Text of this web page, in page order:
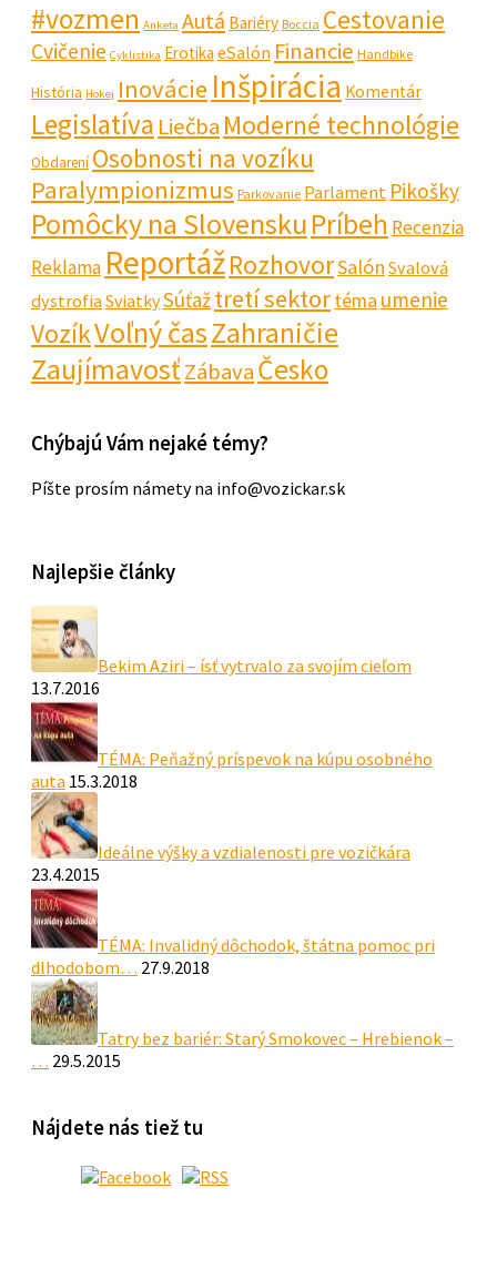
#vozmen Anketa Autá Bariéry Boccia Cestovanie
Cvičenie Cyklistika Erotika eSalón Financie Handbike
História Hokej Inovácie Inšpirácia Komentár
Legislatíva Liečba Moderné technológie
Obdarení Osobnosti na vozíku
Paralympionizmus Parkovanie Parlament Pikošky
Pomôcky na SlovenskuPríbeh Recenzia
Reklama ReportážRozhovorSalón Svalová
dystrofiaSviatkySúťažtretí sektortéma umenie
VozíkVoľný časZahraničie
ZaujímavosťZábavaČesko
Chýbajú Vám nejaké témy?
Píšte prosím námety na info@vozickar.sk
Najlepšie články
Bekim Aziri – ísť vytrvalo za svojím cieľom
13.7.2016
TÉMA: Peňažný príspevok na kúpu osobného
auta 15.3.2018
Ideálne výšky a vzdialenosti pre vozičkára
23.4.2015
TÉMA: Invalidný dôchodok, štátna pomoc pri
dlhodobom… 27.9.2018
Tatry bez bariér: Starý Smokovec – Hrebienok –
… 29.5.2015
Nájdete nás tiež tu